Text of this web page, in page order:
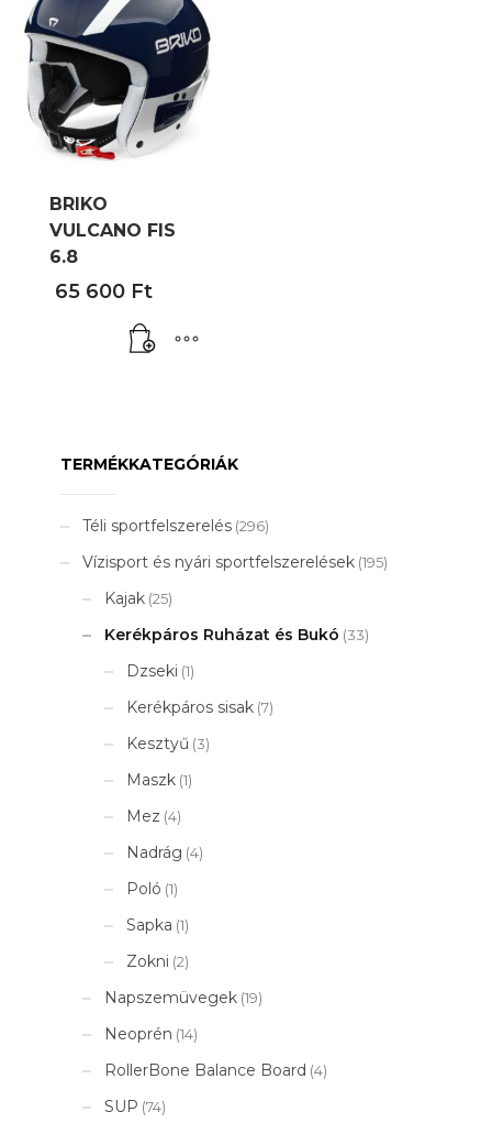
BRIKO
VULCANO FIS
6.8
65 600 Ft
TERMÉKKATEGÓRIÁK
Téli sportfelszerelés (296)
Vízisport és nyári sportfelszerelések (195)
Kajak (25)
Kerékpáros Ruházat és Bukó (33)
Dzseki (1)
Kerékpáros sisak (7)
Kesztyű (3)
Maszk (1)
Mez (4)
Nadrág (4)
Poló (1)
Sapka (1)
Zokni (2)
Napszemüvegek (19)
Neoprén (14)
RollerBone Balance Board (4)
SUP (74)